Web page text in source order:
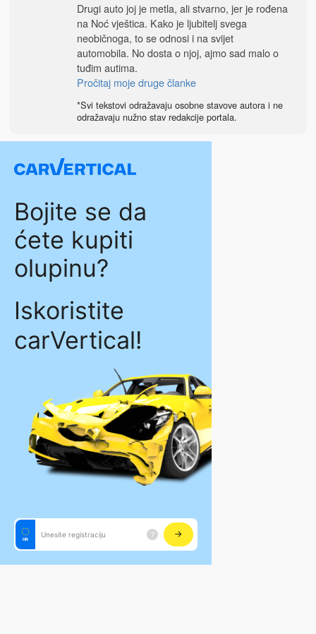
Drugi auto joj je metla, ali stvarno, jer je rođena
na Noć vještica. Kako je ljubitelj svega
neobičnoga, to se odnosi i na svijet
automobila. No dosta o njoj, ajmo sad malo o
tuđim autima.
Pročitaj moje druge članke
*Svi tekstovi odražavaju osobne stavove autora i ne
odražavaju nužno stav redakcije portala.